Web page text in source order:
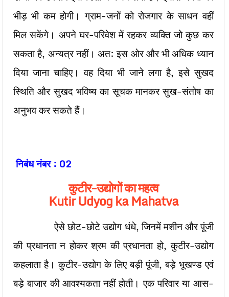
भीड़ भी कम होगी। ग्राम-जनों को रोजगार के साधन वहीं
मिल सकेंगे। अपने घर-परिवेश में रहकर व्यक्ति जो कुछ कर
सकता है, अन्यत्र नहीं। अत: इस ओर और भी अधिक ध्यान
दिया जाना चाहिए। वह दिया भी जाने लगा है, इसे सुखद
स्थिति और सुखद भविष्य का सूचक मानकर सुख-संतोष का
अनुभव कर सकते हैं।
निबंध नंबर : 02
कुटीर-उद्योगों का महत्व
Kutir Udyog ka Mahatva
ऐसे छोट-छोटे उद्योग धंधे, जिनमें मशीन और पूंजी
की प्रधानता न होकर श्रम की प्रधानता हो, कुटीर-उद्योग
कहलाता है। कुटीर-उद्योग के लिए बड़ी पूंजी, बड़े भूखण्ड एवं
बड़े बाजार की आवश्यकता नहीं होती। एक परिवार या आस-